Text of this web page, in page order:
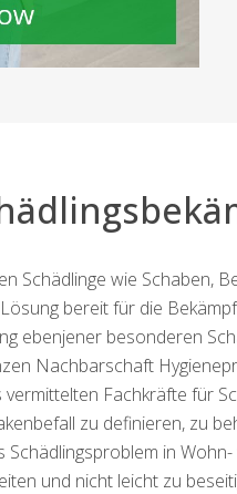
Schädlinge wie Schaben,
bereit für die
ebenjener besonderen
Nachbarschaft
Fachkräfte für
zu definieren, zu
in
und nicht leicht zu